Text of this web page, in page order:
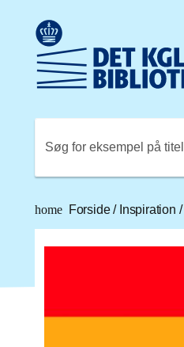
Det Kongelige Biblioteks
Søg for eksempel på titel,
home Forside/ Inspiration /